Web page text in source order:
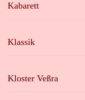
Kabarett
Klassik
Kloster Veßra